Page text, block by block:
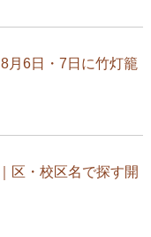
月6日・7日に竹灯籠
区・校区名で探す開